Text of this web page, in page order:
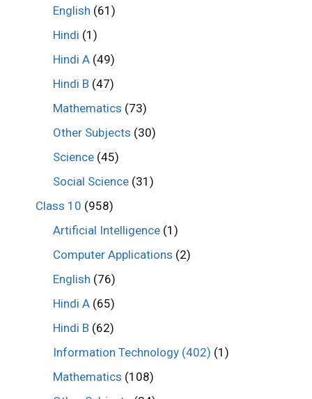
English (61)
Hindi (1)
Hindi A (49)
Hindi B (47)
Mathematics (73)
Other Subjects (30)
Science (45)
Social Science (31)
Class 10 (958)
Artificial Intelligence (1)
Computer Applications (2)
English (76)
Hindi A (65)
Hindi B (62)
Information Technology (402) (1)
Mathematics (108)